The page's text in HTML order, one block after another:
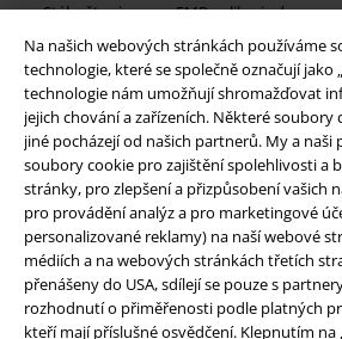
Na našich webových stránkách používáme
technologie, které se společně označují jako
technologie nám umožňují shromažďovat
jejich chování a zařízeních. Některé
jiné pocházejí od našich partnerů. My a
soubory cookie pro zajištění spolehlivosti a
stránky, pro zlepšení a přizpůsobení vašich
pro provádění analýz a pro marketingové
personalizované reklamy) na naší webové
médiích a na webových stránkách třetích
přenášeny do USA, sdílejí se pouze s
rozhodnutí o přiměřenosti podle platných
kteří mají příslušné osvědčení. Klepnutím na
Stáhněte si novou EMP aplikaci zdarma
funkce a výhody!
A Warner Music Group